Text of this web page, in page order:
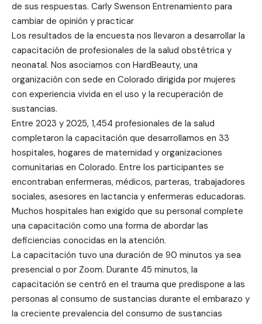
de sus respuestas. Carly Swenson Entrenamiento para
cambiar de opinión y practicar
Los resultados de la encuesta nos llevaron a desarrollar la
capacitación de profesionales de la salud obstétrica y
neonatal. Nos asociamos con HardBeauty, una
organización con sede en Colorado dirigida por mujeres
con experiencia vivida en el uso y la recuperación de
sustancias.
Entre 2023 y 2025, 1,454 profesionales de la salud
completaron la capacitación que desarrollamos en 33
hospitales, hogares de maternidad y organizaciones
comunitarias en Colorado. Entre los participantes se
encontraban enfermeras, médicos, parteras, trabajadores
sociales, asesores en lactancia y enfermeras educadoras.
Muchos hospitales han exigido que su personal complete
una capacitación como una forma de abordar las
deficiencias conocidas en la atención.
La capacitación tuvo una duración de 90 minutos ya sea
presencial o por Zoom. Durante 45 minutos, la
capacitación se centró en el trauma que predispone a las
personas al consumo de sustancias durante el embarazo y
la creciente prevalencia del consumo de sustancias